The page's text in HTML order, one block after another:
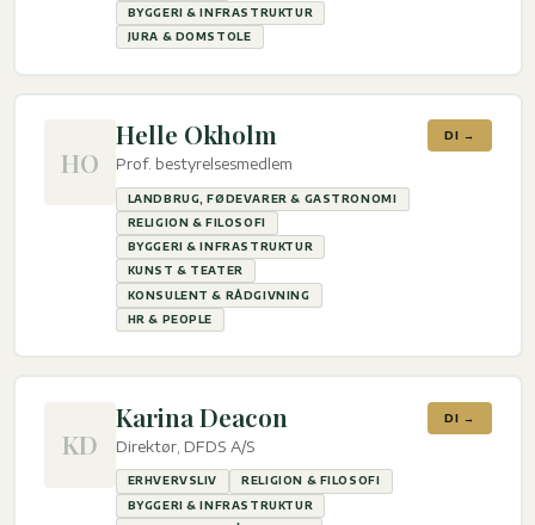
BYGGERI & INFRASTRUKTUR
JURA & DOMSTOLE
HO
Helle Okholm
Prof. bestyrelsesmedlem
LANDBRUG, FØDEVARER & GASTRONOMI
RELIGION & FILOSOFI
BYGGERI & INFRASTRUKTUR
KUNST & TEATER
KONSULENT & RÅDGIVNING
HR & PEOPLE
DI →
KD
Karina Deacon
Direktør, DFDS A/S
ERHVERVSLIV
RELIGION & FILOSOFI
BYGGERI & INFRASTRUKTUR
DI →